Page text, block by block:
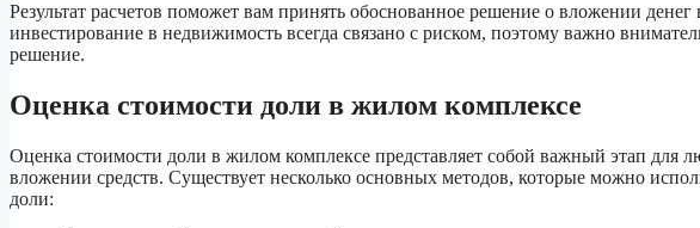
Результат расчетов поможет вам принять обоснованное решение о вложении
инвестирование в недвижимость всегда связано с риском, поэтому важно
решение.
Оценка стоимости доли в жилом комплексе
Оценка стоимости доли в жилом комплексе представляет собой важный этап для
вложении средств. Существует несколько основных методов, которые можно
доли: